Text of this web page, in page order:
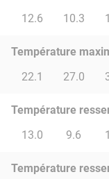
12.6
10.3
Température
22.1
27.0
Température
13.0
9.6
Température